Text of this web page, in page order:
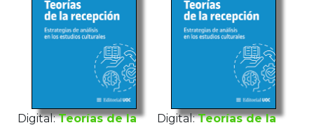
Digital: Teorías de la
Digital: Teorías de la